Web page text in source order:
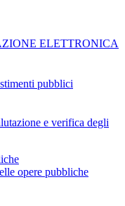
ELETTRONICA
pubblici
e verifica degli
opere pubbliche